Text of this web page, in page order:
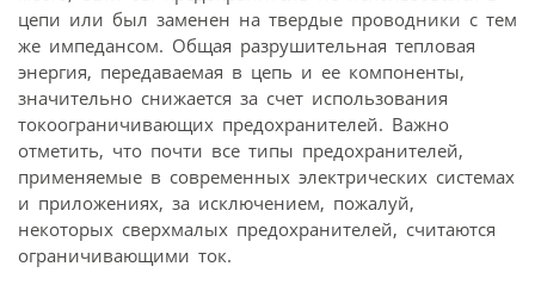
цепи или был заменен на твердые провод­ники с тем
же импедансом. Общая разрушительная тепловая
энергия, передаваемая в цепь и ее компоненты,
значительно снижается за счет использования
токоограничивающих предохранителей. Важно
отметить, что почти все типы предохранителей,
применяемые в современных электрических системах
и приложениях, за исключением, пожалуй,
некоторых сверхмалых предохранителей, считаются
ограничивающими ток.